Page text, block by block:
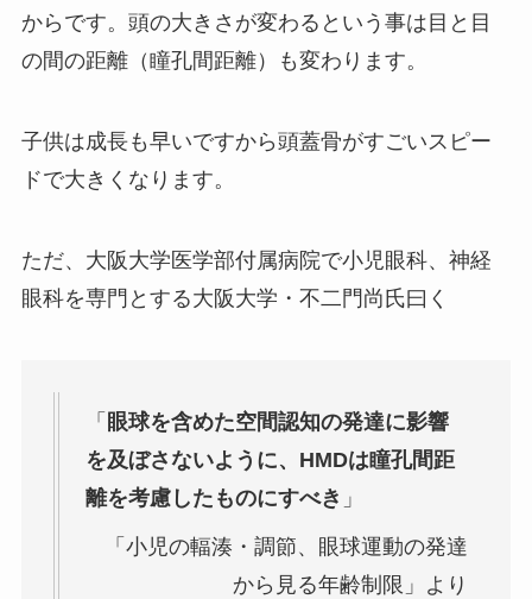
からです。頭の大きさが変わるという事は目と目
の間の距離（瞳孔間距離）も変わります。
子供は成長も早いですから頭蓋骨がすごいスピー
ドで大きくなります。
ただ、大阪大学医学部付属病院で小児眼科、神経
眼科を専門とする大阪大学・不二門尚氏曰く
「 眼球を含めた空間認知の発達に影響
を及ぼさないように、HMDは瞳孔間距
離を考慮したものにすべき 」
「小児の輻湊・調節、眼球運動の発達
から見る年齢制限」より